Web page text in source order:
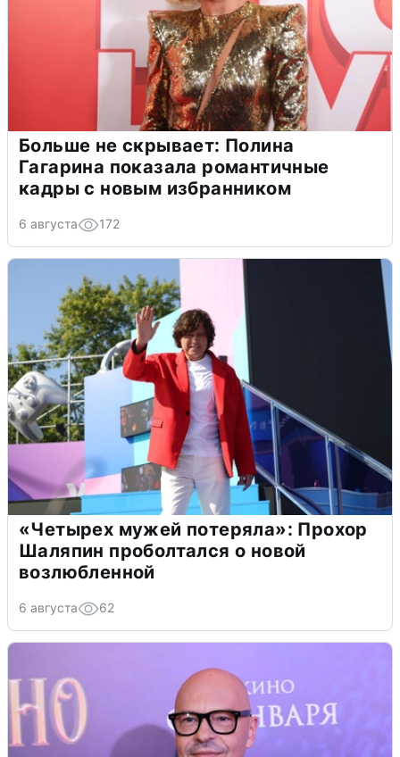
Больше не скрывает: Полина
Гагарина показала романтичные
кадры с новым избранником
6 августа 172
«Четырех мужей потеряла»: Прохор
Шаляпин проболтался о новой
возлюбленной
6 августа 62